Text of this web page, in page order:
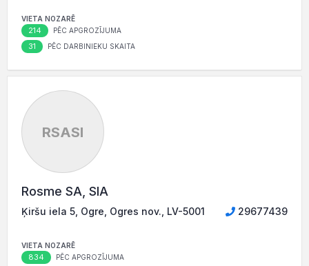
VIETA NOZARĒ
214 PĒC APGROZĪJUMA
31 PĒC DARBINIEKU SKAITA
RSASI
Rosme SA, SIA
Ķiršu iela 5, Ogre, Ogres nov., LV-5001 29677439
VIETA NOZARĒ
834 PĒC APGROZĪJUMA